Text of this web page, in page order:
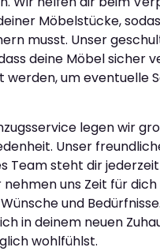
Möbelstücke,
musst. Unser
deine Möbel sicher
um eventuelle
legen wir
Unser
Team steht dir
nehmen uns Zeit für
und
in deinem neuen
wohlfühlst.